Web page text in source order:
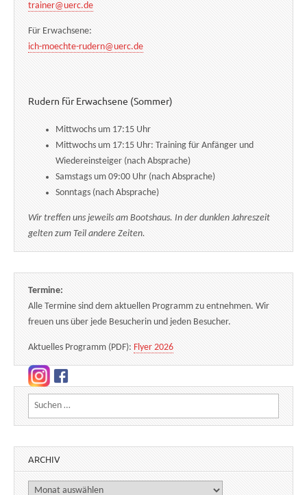
trainer@uerc.de
Für Erwachsene:
ich-moechte-rudern@uerc.de
Rudern für Erwachsene (Sommer)
Mittwochs um 17:15 Uhr
Mittwochs um 17:15 Uhr: Training für Anfänger und
Wiedereinsteiger (nach Absprache)
Samstags um 09:00 Uhr (nach Absprache)
Sonntags (nach Absprache)
Wir treffen uns jeweils am Bootshaus. In der dunklen Jahreszeit
gelten zum Teil andere Zeiten.
Termine:
Alle Termine sind dem aktuellen Programm zu entnehmen. Wir
freuen uns über jede Besucherin und jeden Besucher.
Aktuelles Programm (PDF): Flyer 2026
Suchen nach:
ARCHIV
Archiv